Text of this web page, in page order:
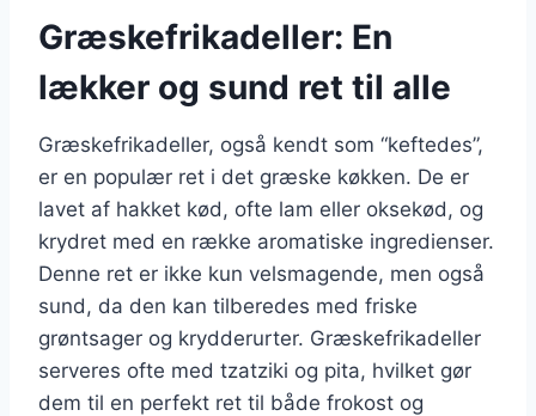
Græskefrikadeller: En
lækker og sund ret til alle
Græskefrikadeller, også kendt som “keftedes”,
er en populær ret i det græske køkken. De er
lavet af hakket kød, ofte lam eller oksekød, og
krydret med en række aromatiske ingredienser.
Denne ret er ikke kun velsmagende, men også
sund, da den kan tilberedes med friske
grøntsager og krydderurter. Græskefrikadeller
serveres ofte med tzatziki og pita, hvilket gør
dem til en perfekt ret til både frokost og